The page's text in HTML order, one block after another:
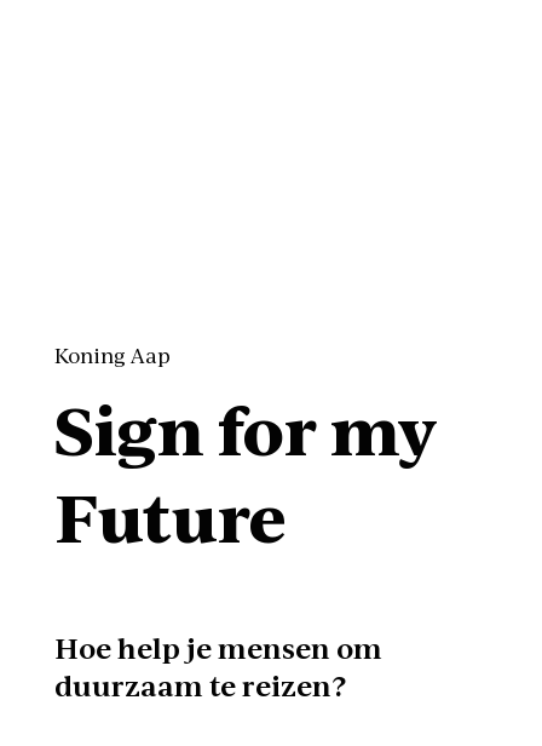
Koning Aap
Sign for my
Future
Hoe help je mensen om
duurzaam te reizen?